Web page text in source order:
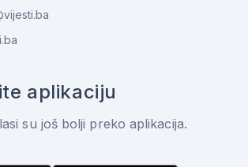
aplikaciju
su još bolji preko aplikacija.